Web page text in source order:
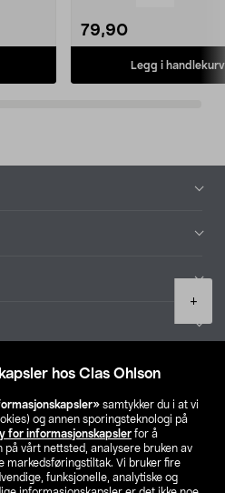
hos Clas Ohlson
samtykker du i at vi
og annen sporingsteknologi på
for informasjonskapsler for å
vårt nettsted, analysere bruken av
markedsføringstiltak. Vi bruker fire
funksjonelle, analytiske og
+
79,90
Legg i handlekurv
din butikk
NO FI